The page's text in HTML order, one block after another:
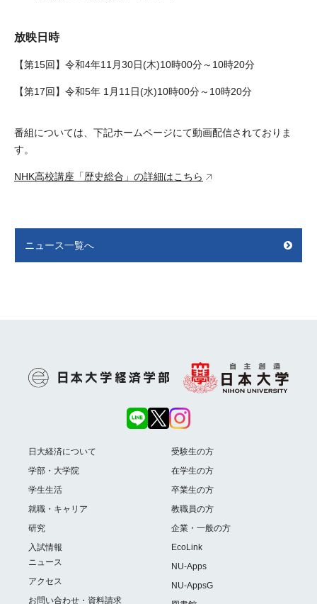
放映日時
【第15回】令和4年11月30日(木)10時00分～10時20分
【第17回】令和5年 1月11日(水)10時00分～10時20分
番組については、下記ホームページにて動画配信されておりま
す。
NHK高校講座「歴史総合」の詳細はこちら
ニュース一覧へ
日大経済について
学部・大学院
学生生活
就職・キャリア
研究
入試情報
ニュース
アクセス
お問い合わせ・資料請求
受験生の方
在学生の方
卒業生の方
教職員の方
企業・一般の方
EcoLink
NU-Apps
NU-AppsG